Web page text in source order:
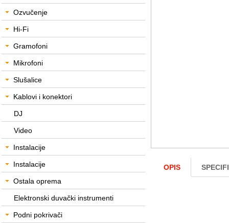
Ozvučenje
Hi-Fi
Gramofoni
Mikrofoni
Slušalice
Kablovi i konektori
DJ
Video
Instalacije
Instalacije
Ostala oprema
Elektronski duvački instrumenti
Podni pokrivači
OPIS